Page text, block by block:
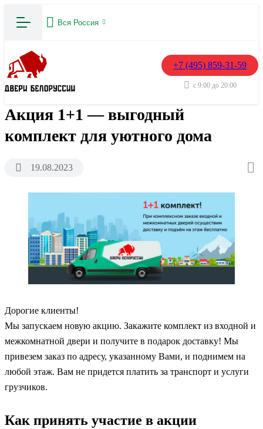
Вся Россия
+7 (495) 859-31-59
с 9:00 до 20:00
Акция 1+1 — выгодный
комплект для уютного дома
19.08.2023
Дорогие клиенты!
Мы запускаем новую акцию. Закажите комплект из входной и
межкомнатной двери и получите в подарок доставку! Мы
привезем заказ по адресу, указанному Вами, и поднимем на
любой этаж. Вам не придется платить за транспорт и услуги
грузчиков.
Как принять участие в акции